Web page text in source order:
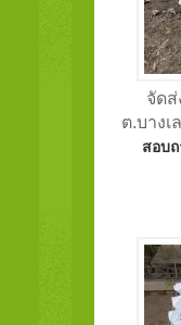
จัดส่
ต.บาง
สอบ